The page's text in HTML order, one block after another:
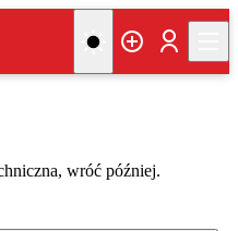
wróć później.